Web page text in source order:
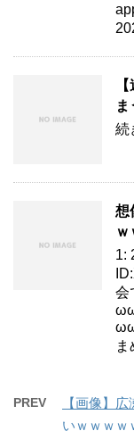
続
想
ｗ
1:
会
PREV
【画像】
いｗｗｗｗ